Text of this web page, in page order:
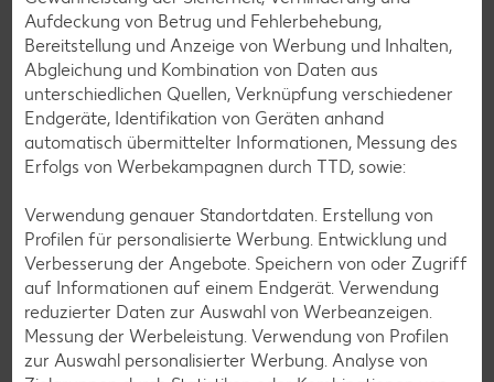
Wer auf Gluten verzichtet, muss nicht automatisch auf
Vielfalt und Geschmack verzichten. Ob süß oder herzhaft –
mit unseren glutenfreien Rezepten zauberst du dir Gerichte,
die nicht nur verträglich, sondern auch richtig lecker sind.
Rezepte entdecken
Aufdeckung von Betrug und Fehlerbehebung,
Bereitstellung und Anzeige von Werbung und Inhalten,
Abgleichung und Kombination von Daten aus
unterschiedlichen Quellen, Verknüpfung verschiedener
Endgeräte, Identifikation von Geräten anhand
automatisch übermittelter Informationen, Messung des
Erfolgs von Werbekampagnen durch TTD, sowie:
Verwendung genauer Standortdaten. Erstellung von
Profilen für personalisierte Werbung. Entwicklung und
Verbesserung der Angebote. Speichern von oder Zugriff
auf Informationen auf einem Endgerät. Verwendung
reduzierter Daten zur Auswahl von Werbeanzeigen.
Messung der Werbeleistung. Verwendung von Profilen
zur Auswahl personalisierter Werbung. Analyse von